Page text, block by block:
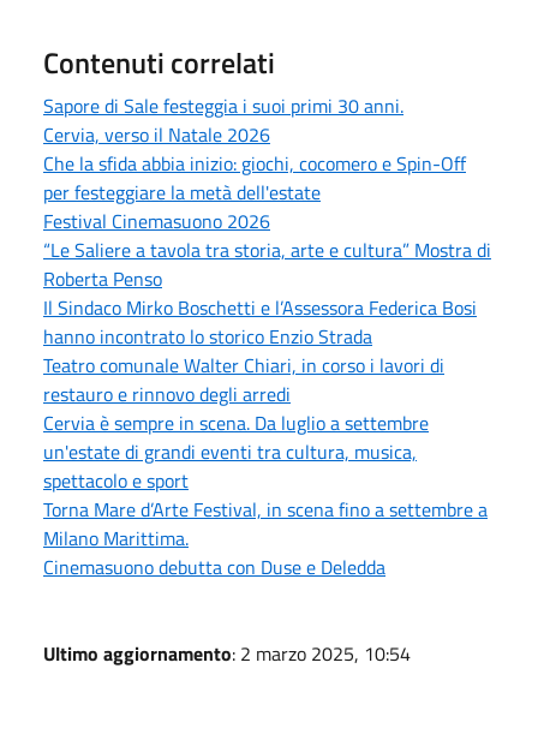
Contenuti correlati
Sapore di Sale festeggia i suoi primi 30 anni.
Cervia, verso il Natale 2026
Che la sfida abbia inizio: giochi, cocomero e Spin-Off
per festeggiare la metà dell'estate
Festival Cinemasuono 2026
“Le Saliere a tavola tra storia, arte e cultura” Mostra di
Roberta Penso
Il Sindaco Mirko Boschetti e l’Assessora Federica Bosi
hanno incontrato lo storico Enzio Strada
Teatro comunale Walter Chiari, in corso i lavori di
restauro e rinnovo degli arredi
Cervia è sempre in scena. Da luglio a settembre
un'estate di grandi eventi tra cultura, musica,
spettacolo e sport
Torna Mare d’Arte Festival, in scena fino a settembre a
Milano Marittima.
Cinemasuono debutta con Duse e Deledda
Ultimo aggiornamento: 2 marzo 2025, 10:54